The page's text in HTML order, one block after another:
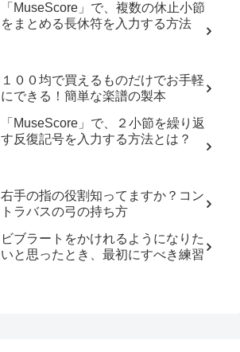
「MuseScore」で、複数の休止小節
をまとめる長休符を入力する方法
１００均で買えるものだけでお手軽
にできる！簡単な楽譜の製本
「MuseScore」で、２小節を繰り返
す反復記号を入力する方法とは？
右手の指の役割知ってますか？コン
トラバスの弓の持ち方
ビブラートをかけれるようになりた
いと思ったとき、最初にすべき練習